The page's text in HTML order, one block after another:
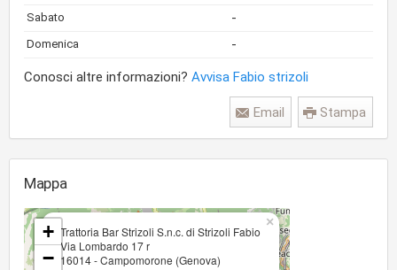
Sabato -
Domenica -
Conosci altre informazioni? Avvisa Fabio strizoli
Stampa
Email
Mappa
Trattoria Bar Strizoli S.n.c. di Strizoli Fabio
Via Lombardo 17 r
16014 - Campomorone (Genova)
×
+
−